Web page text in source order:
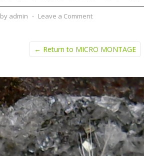
by admin ⋅ Leave a Comment
← Return to MICRO MONTAGE